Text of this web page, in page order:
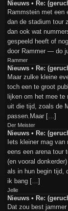
Nieuws • Re:
Rammstein met een
dan de stadium tour
dan ook wat
gespeeld heeft of
door Rammer — do
Rammer
Nieuws • Re:
Maar zulke kleine
toch een te groot
lijken om het mee te
uit die tijd, zoals de
passen.Maar […]
Der Meister
Nieuws • Re:
Iets kleiner mag
eens een arena tour
(en vooral
als in hun begin tijd,
ik bang […]
Jelle
Nieuws • Re:
Dat zou best